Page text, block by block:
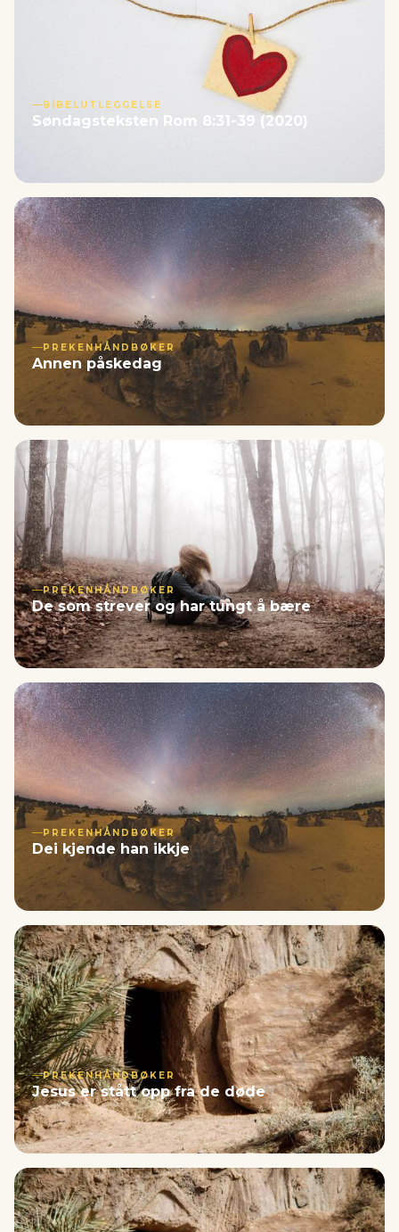
BIBELUTLEGGELSE
Søndagsteksten Rom 8:31-39 (2020)
PREKENHÅNDBØKER
Annen påskedag
PREKENHÅNDBØKER
De som strever og har tungt å bære
PREKENHÅNDBØKER
Dei kjende han ikkje
PREKENHÅNDBØKER
Jesus er stått opp fra de døde